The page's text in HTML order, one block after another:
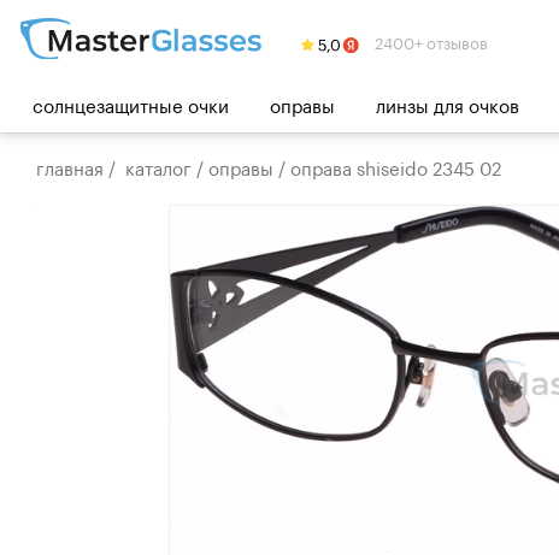
2400+ отзывов
солнцезащитные очки оправы линзы для очков
главная / каталог /оправы /оправа shiseido 2345 02